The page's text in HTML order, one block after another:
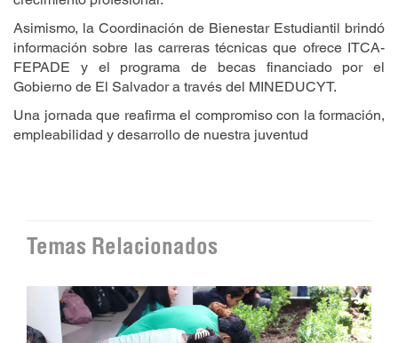
Asimismo, la Coordinación de Bienestar Estudiantil brindó
información sobre las carreras técnicas que ofrece ITCA-
FEPADE y el programa de becas financiado por el
Gobierno de El Salvador a través del MINEDUCYT.
Una jornada que reafirma el compromiso con la formación,
empleabilidad y desarrollo de nuestra juventud
Temas Relacionados